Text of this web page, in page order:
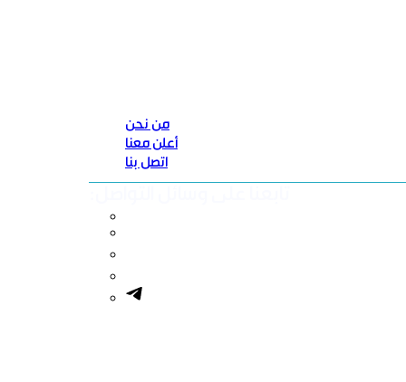
من نحن
أعلن معنا
اتصل بنا